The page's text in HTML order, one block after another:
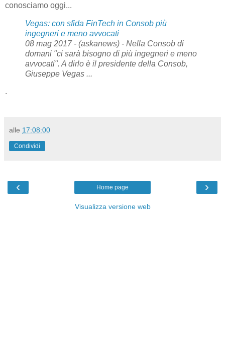
conosciamo oggi...
Vegas: con sfida FinTech in Consob più
ingegneri e meno avvocati
08 mag 2017 - (askanews) - Nella Consob di
domani "ci sarà bisogno di più ingegneri e meno
avvocati". A dirlo è il presidente della Consob,
Giuseppe Vegas ...
.
alle 17:08:00
Condividi
‹ ›
Home page
Visualizza versione web